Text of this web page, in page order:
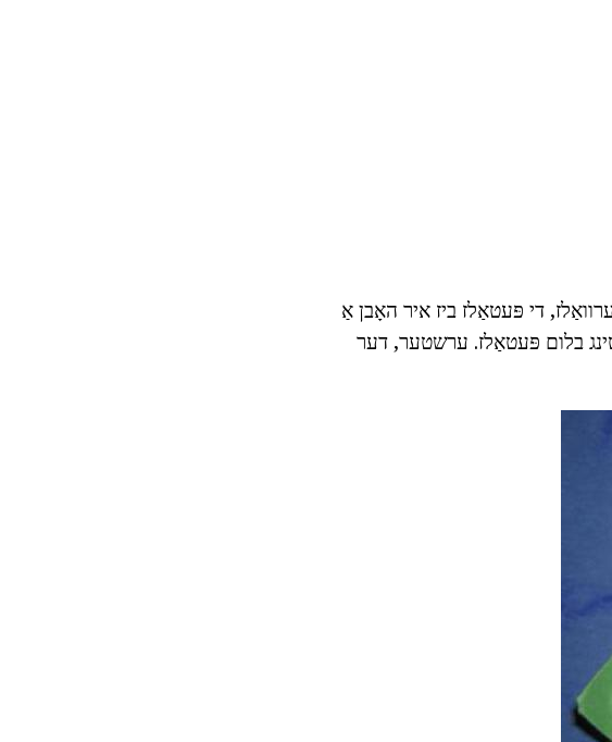
די פּעטאַלז ביז איר האָבן אַ
בלום פּעטאַלז. ערשטער, דער